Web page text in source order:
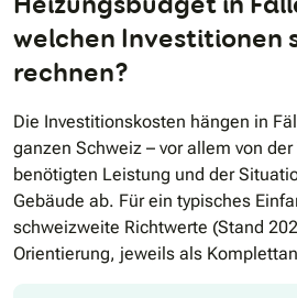
welchen Investitionen
rechnen?
Die Investitionskosten hängen in
ganzen Schweiz – vor allem von
benötigten Leistung und der
Gebäude ab. Für ein typisches
schweizweite Richtwerte (Stand
Orientierung, jeweils als